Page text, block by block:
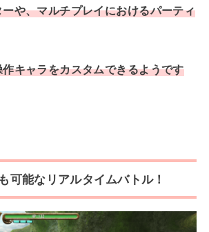
や、マルチプレイにおけるパーティ
キャラをカスタムできるようです
可能なリアルタイムバトル！